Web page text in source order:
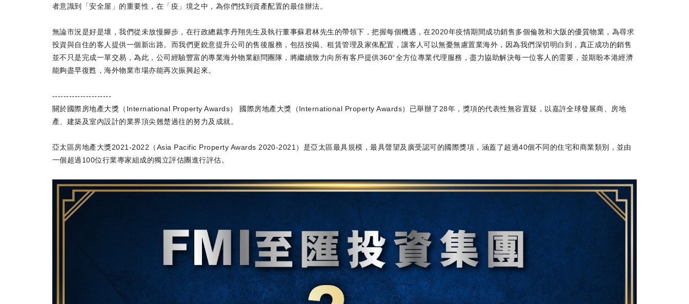
者意識到「安全屋」的重要性，在「疫」境之中，為你們找到資產配置的最佳辦法。
無論市況是好是壞，我們從未放慢腳步，在行政總裁李丹翔先生及執行董事蘇君林先生的帶領下，把握每個機遇，在2020年疫情期間成功銷售多個倫敦和大阪的優質物業，為尋求
投資與自住的客人提供一個新出路。而我們更銳意提升公司的售後服務，包括按揭、租賃管理及家俬配置，讓客人可以無憂無慮置業海外，因為我們深切明白到，真正成功的銷售
並不只是完成一單交易，為此，公司經驗豐富的專業海外物業顧問團隊，將繼續致力向所有客戶提供360°全方位專業代理服務，盡力協助解決每一位客人的需要，並期盼本港經濟
能夠盡早復甦，海外物業市場亦能再次振興起來。
---------------------
關於國際房地產大獎（International Property Awards） 國際房地產大獎（International Property Awards）已舉辦了28年，獎項的代表性無容置疑，以嘉許全球發展商、房地
產、建築及室內設計的業界頂尖翹楚過往的努力及成就。
亞太區房地產大獎2021-2022（Asia Pacific Property Awards 2020-2021）是亞太區最具規模，最具聲望及廣受認可的國際獎項，涵蓋了超過40個不同的住宅和商業類別，並由
一個超過100位行業專家組成的獨立評估團進行評估。